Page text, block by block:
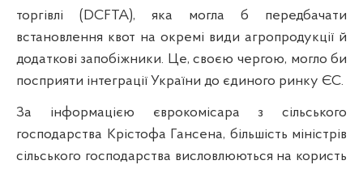
торгівлі (DCFTA), яка могла б передбачати
встановлення квот на окремі види агропродукції й
додаткові запобіжники. Це, своєю чергою, могло би
посприяти інтеграції України до єдиного ринку ЄС.
За інформацією єврокомісара з сільського
господарства Крістофа Гансена, більшість міністрів
сільського господарства висловлюються на користь